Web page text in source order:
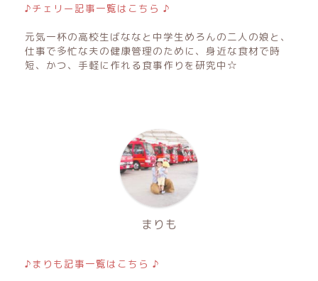
♪チェリー記事一覧はこちら ♪
元気一杯の高校生ばななと中学生めろんの二人の娘と、
仕事で多忙な夫の健康管理のために、身近な食材で時
短、かつ、手軽に作れる食事作りを研究中☆
まりも
♪まりも記事一覧はこちら ♪